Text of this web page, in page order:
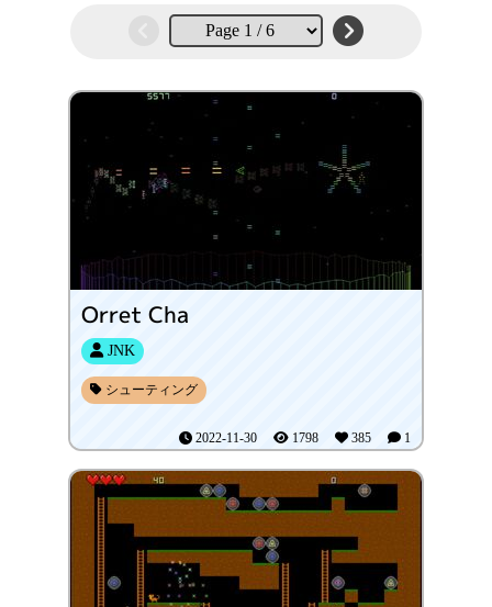
Orret Cha
JNK
シューティング
2022-11-30 1798 385 1